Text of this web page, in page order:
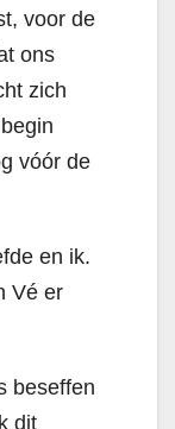
voor de
ons
zich
vóór de
en ik.
Vé er
beseffen
dit